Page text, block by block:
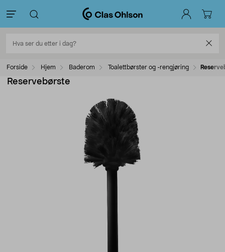
Forside Hjem Baderom Toalettbørster og -rengjøring
Reservebørste